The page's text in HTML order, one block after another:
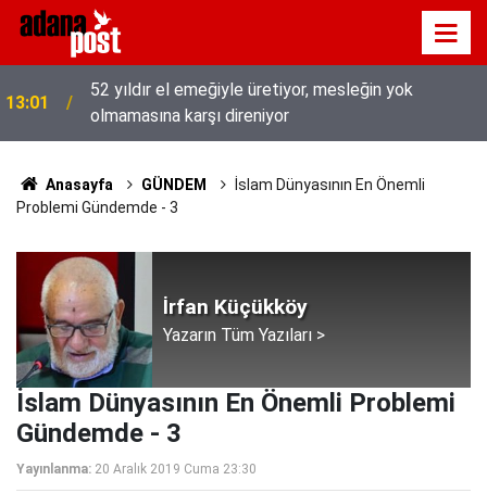
13:01
52 yıldır el emeğiyle üretiyor, mesleğin yok
olmamasına karşı direniyor
Anasayfa GÜNDEM
İslam Dünyasının En Önemli
Problemi Gündemde - 3
İrfan Küçükköy
Yazarın Tüm Yazıları >
İslam Dünyasının En Önemli Problemi
Gündemde - 3
Yayınlanma: 20 Aralık 2019 Cuma 23:30